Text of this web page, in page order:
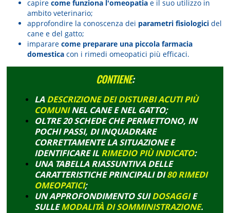
capirecome funziona l'omeopatia e il suo utilizzo in
ambito veterinario;
approfondire la conoscenza dei parametri fisiologici del
cane e del gatto;
impararecome preparare una piccola farmacia
domestica con i rimedi omeopatici più efficaci.
CONTIENE:
LA DESCRIZIONE DEI DISTURBI ACUTI PIÙ
COMUNI NEL CANE E NEL GATTO;
OLTRE 20 SCHEDE CHE PERMETTONO, IN
POCHI PASSI, DI INQUADRARE
CORRETTAMENTE LA SITUAZIONE E
IDENTIFICARE IL RIMEDIO PIÙ INDICATO:
UNA TABELLA RIASSUNTIVA DELLE
CARATTERISTICHE PRINCIPALI DI 80 RIMEDI
OMEOPATICI;
UN APPROFONDIMENTO SUI DOSAGGI E
SULLE MODALITÀ DI SOMMINISTRAZIONE.